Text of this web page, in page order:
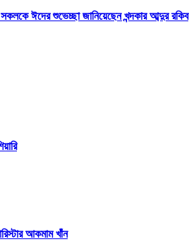
ঈদের শুভেচ্ছা জানিয়েছেন খন্দকার আব্দুর রকিব
আকমাম খাঁন